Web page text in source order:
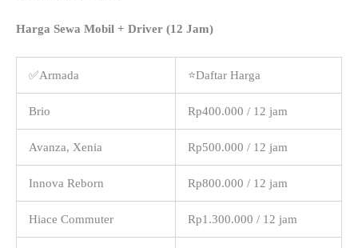
Harga Sewa Mobil + Driver (12 Jam)
✅Armada ⭐Daftar Harga
Brio Rp400.000 / 12 jam
Avanza, Xenia Rp500.000 / 12 jam
Innova Reborn Rp800.000 / 12 jam
Hiace Commuter Rp1.300.000 / 12 jam